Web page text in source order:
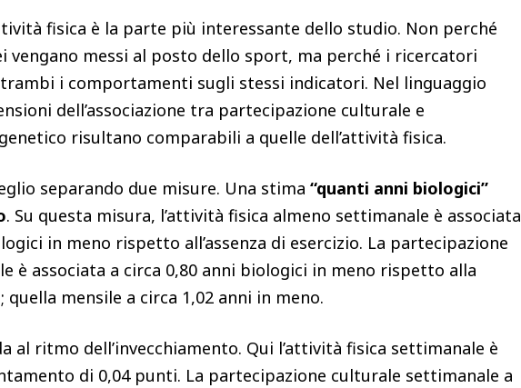
fisica è la parte più interessante dello studio. Non perché
vengano messi al posto dello sport, ma perché i ricercatori
i comportamenti sugli stessi indicatori. Nel linguaggio
dell’associazione tra partecipazione culturale e
risultano comparabili a quelle dell’attività fisica.
separando due misure. Una stima “quanti anni biologici”
. Su questa misura, l’attività fisica almeno settimanale è associata
in meno rispetto all’assenza di esercizio. La partecipazione
è associata a circa 0,80 anni biologici in meno rispetto alla
mensile a circa 1,02 anni in meno.
al ritmo dell’invecchiamento. Qui l’attività fisica settimanale è
di 0,04 punti. La partecipazione culturale settimanale a